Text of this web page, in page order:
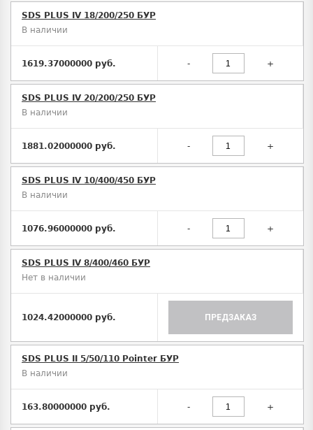
SDS PLUS IV 18/200/250 БУР
В наличии
1619.37000000 руб. - +
SDS PLUS IV 20/200/250 БУР
В наличии
1881.02000000 руб. - +
SDS PLUS IV 10/400/450 БУР
В наличии
1076.96000000 руб. - +
SDS PLUS IV 8/400/460 БУР
Нет в наличии
1024.42000000 руб. ПРЕДЗАКАЗ
SDS PLUS II 5/50/110 Pointer БУР
В наличии
163.80000000 руб. - +